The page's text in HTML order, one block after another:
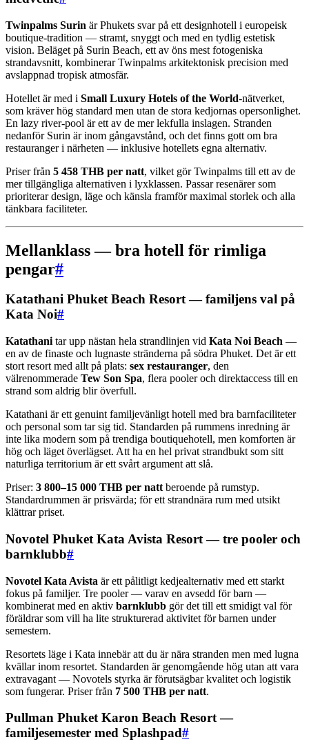
Twinpalms Surin är Phukets svar på ett designhotell i europeisk
boutique-tradition — stramt, snyggt och med en tydlig estetisk
vision. Beläget på Surin Beach, ett av öns mest fotogeniska
strandavsnitt, kombinerar Twinpalms arkitektonisk precision med
avslappnad tropisk atmosfär.
Hotellet är med i Small Luxury Hotels of the World-nätverket,
som kräver hög standard men utan de stora kedjornas opersonlighet.
En lazy river-pool är ett av de mer lekfulla inslagen. Stranden
nedanför Surin är inom gångavstånd, och det finns gott om bra
restauranger i närheten — inklusive hotellets egna alternativ.
Priser från 5 458 THB per natt, vilket gör Twinpalms till ett av de
mer tillgängliga alternativen i lyxklassen. Passar resenärer som
prioriterar design, läge och känsla framför maximal storlek och alla
tänkbara faciliteter.
Mellanklass — bra hotell för rimliga
pengar#
Katathani Phuket Beach Resort — familjens val på
Kata Noi#
Katathani tar upp nästan hela strandlinjen vid Kata Noi Beach —
en av de finaste och lugnaste stränderna på södra Phuket. Det är ett
stort resort med allt på plats: sex restauranger, den
välrenommerade Tew Son Spa, flera pooler och direktaccess till en
strand som aldrig blir överfull.
Katathani är ett genuint familjevänligt hotell med bra barnfaciliteter
och personal som tar sig tid. Standarden på rummens inredning är
inte lika modern som på trendiga boutiquehotell, men komforten är
hög och läget överlägset. Att ha en hel privat strandbukt som sitt
naturliga territorium är ett svårt argument att slå.
Priser: 3 800–15 000 THB per natt beroende på rumstyp.
Standardrummen är prisvärda; för ett strandnära rum med utsikt
klättrar priset.
Novotel Phuket Kata Avista Resort — tre pooler och
barnklubb#
Novotel Kata Avista är ett pålitligt kedjealternativ med ett starkt
fokus på familjer. Tre pooler — varav en avsedd för barn —
kombinerat med en aktiv barnklubb gör det till ett smidigt val för
föräldrar som vill ha lite strukturerad aktivitet för barnen under
semestern.
Resortets läge i Kata innebär att du är nära stranden men med lugna
kvällar inom resortet. Standarden är genomgående hög utan att vara
extravagant — Novotels styrka är förutsägbar kvalitet och logistik
som fungerar. Priser från 7 500 THB per natt.
Pullman Phuket Karon Beach Resort —
familjesemester med Splashpad#